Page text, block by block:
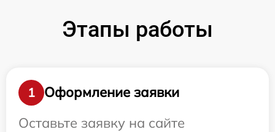
Этапы работы
1
Оформление заявки
Оставьте заявку на сайте